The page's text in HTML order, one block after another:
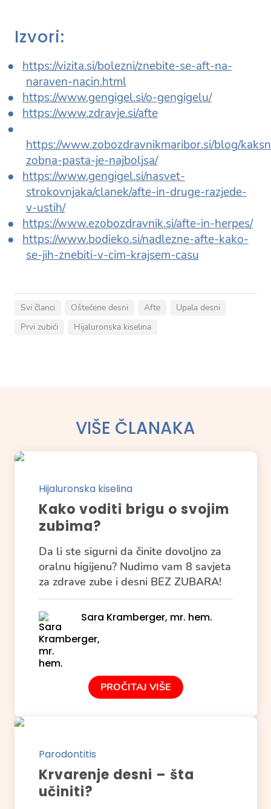
Izvori:
https://vizita.si/bolezni/znebite-se-aft-na-
naraven-nacin.html
https://www.gengigel.si/o-gengigelu/
https://www.zdravje.si/afte
https://www.zobozdravnikmaribor.si/blog/
zobna-pasta-je-najboljsa/
https://www.gengigel.si/nasvet-
strokovnjaka/clanek/afte-in-druge-razjede-
v-ustih/
https://www.ezobozdravnik.si/afte-in-herpes/
https://www.bodieko.si/nadlezne-afte-kako-
se-jih-znebiti-v-cim-krajsem-casu
Svi članci Oštećene desni Afte
Upala desni
Prvi zubići
Hijaluronska kiselina
VIŠE ČLANAKA
Hijaluronska kiselina
Kako voditi brigu o svojim
zubima?
Da li ste sigurni da činite dovoljno za
oralnu higijenu? Nudimo vam 8 savjeta
za zdrave zube i desni BEZ ZUBARA!
Sara Kramberger, mr. hem.
PROČITAJ VIŠE
Parodontitis
Krvarenje desni – šta
učiniti?